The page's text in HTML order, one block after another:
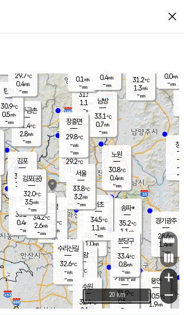
close
양주
31.5℃
1.1
-mm
과천
30.8℃
1.0m/s
- mm
용인
30.5℃
1.9m/s
경기광주
28.6℃
1.4m/s
-mm
파주금촌
31.4℃
2.8m/s
-mm
31.2℃
1.3m/s
-mm
창
-
-m/
-
탄현
30.9℃
0.5m/s
-mm
0.0m/s
-mm
의왕
- ℃
m/s
mm
김포
31.8℃
1.3 m/s
mm
광명
34.2 ℃
1.8 m/s
-mm
부천
33.2℃
0.4m/s
-mm
구로
34.2℃
2.6m/s
-mm
은평
29.2℃
0.7 m/s
- mm
노원
30.8℃
0.4m/s
-mm
송파*
35.2℃
1.1 m/s
-mm
서초
34.5℃
1.1 m/s
-mm
남방
33.1℃
0.7m/s
-mm
기흥구갈
31.9℃
0.5m/s
-
수리산길
32.6℃
-m/s
-mm
분당구
33.4℃
0.8m/s
-mm
장흥면
29.8℃
-m/s
-mm
0.1 m/s
-mm
김포(공)
32.0℃
3.5m/s
-mm
수원
32.4℃
2.1 m/s
서울
33.8℃
3.2m/s
-mm
29.7℃
0.4m/s
-mm
0.4m/s
-mm
+
−
20 km